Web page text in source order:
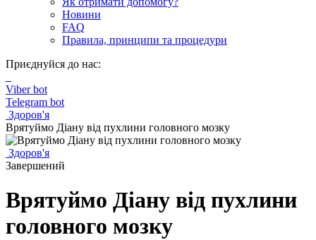
Новини
FAQ
Правила, принципи та процедури
Приєднуйся до нас:
Viber bot
Telegram bot
Здоров'я
Врятуймо Діану від пухлини головного мозку
Здоров'я
Завершений
Врятуймо Діану від пухлини
головного мозку